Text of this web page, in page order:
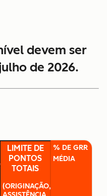
devem ser
de 2026.
LIMITE DE
PONTOS
TOTAIS
(ORIGINAÇÃO,
% DE GRR
MÉDIA